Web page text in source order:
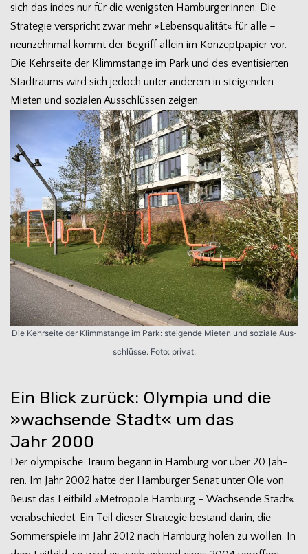
sich das indes nur für die wenigs­ten Hamburger:innen. Die
Stra­te­gie ver­spricht zwar mehr »Lebens­qua­li­tät« für alle –
neun­zehn­mal kommt der Begriff allein im Kon­zept­pa­pier vor.
Die Kehr­seite der Klimm­stange im Park und des even­ti­sier­ten
Stadt­raums wird sich jedoch unter ande­rem in stei­gen­den
Mie­ten und sozia­len Aus­schlüs­sen zeigen.
Die Kehr­seite der Klimm­stange im Park: stei­gende Mie­ten und soziale Aus­
schlüsse. Foto: privat.
Ein Blick zurück: Olympia und die
»wachsende Stadt« um das
Jahr 2000
Der olym­pi­sche Traum begann in Ham­burg vor über 20 Jah­
ren. Im Jahr 2002 hatte der Ham­bur­ger Senat unter Ole von
Beust das Leit­bild »Metro­pole Ham­burg – Wach­sende Stadt«
ver­ab­schie­det. Ein Teil die­ser Stra­te­gie bestand darin, die
Som­mer­spiele im Jahr 2012 nach Ham­burg holen zu wol­len. In